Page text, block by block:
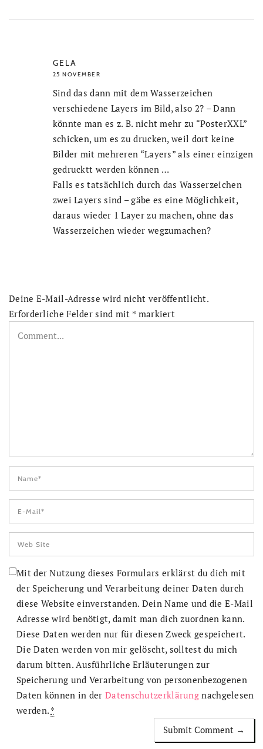
GELA
25 NOVEMBER
Sind das dann mit dem Wasserzeichen
verschiedene Layers im Bild, also 2? – Dann
könnte man es z. B. nicht mehr zu “PosterXXL”
schicken, um es zu drucken, weil dort keine
Bilder mit mehreren “Layers” als einer einzigen
gedrucktt werden können …
Falls es tatsächlich durch das Wasserzeichen
zwei Layers sind – gäbe es eine Möglichkeit,
daraus wieder 1 Layer zu machen, ohne das
Wasserzeichen wieder wegzumachen?
Deine E-Mail-Adresse wird nicht veröffentlicht.
Erforderliche Felder sind mit * markiert
Mit der Nutzung dieses Formulars erklärst du dich mit
der Speicherung und Verarbeitung deiner Daten durch
diese Website einverstanden. Dein Name und die E-Mail
Adresse wird benötigt, damit man dich zuordnen kann.
Diese Daten werden nur für diesen Zweck gespeichert.
Die Daten werden von mir gelöscht, solltest du mich
darum bitten. Ausführliche Erläuterungen zur
Speicherung und Verarbeitung von personenbezogenen
Daten können in derDatenschutzerklärung nachgelesen
werden. *